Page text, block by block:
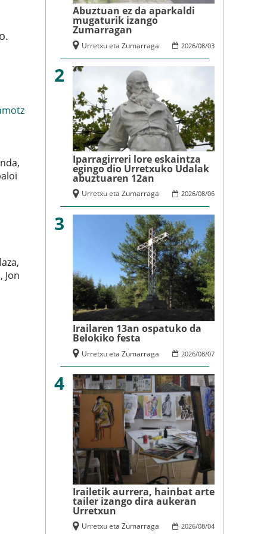
Jon
Abuztuan ez da aparkaldi
mugaturik izango
Zumarragan
2026/08/03
Urretxu eta Zumarraga
2
Iparragirreri lore eskaintza
egingo dio Urretxuko Udalak
abuztuaren 12an
2026/08/06
Urretxu eta Zumarraga
3
Irailaren 13an ospatuko da
Belokiko festa
2026/08/07
Urretxu eta Zumarraga
4
Irailetik aurrera, hainbat arte
tailer izango dira aukeran
Urretxun
2026/08/04
Urretxu eta Zumarraga